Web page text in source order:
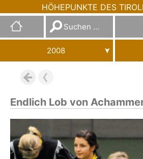
HÖHEPUNKTE DES
Suchen
nach:
2008
Endlich Lob von